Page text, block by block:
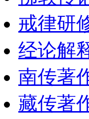
戒律研
经论解
南传著
藏传著